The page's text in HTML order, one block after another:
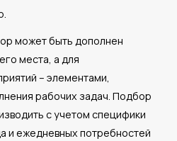
может быть дополнен
места, а для
– элементами,
рабочих задач. Подбор
с учетом специфики
и ежедневных потребностей